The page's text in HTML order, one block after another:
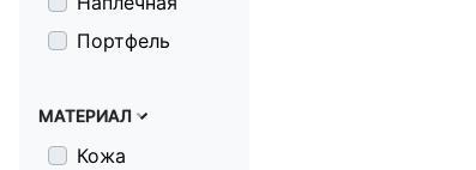
Черный
Портфель
МАТЕРИАЛ
Кожа